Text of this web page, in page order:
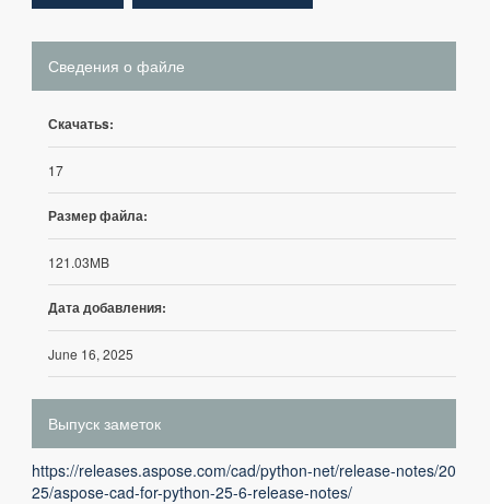
Сведения о файле
Скачатьs:
17
Размер файла:
121.03MB
Дата добавления:
June 16, 2025
Выпуск заметок
https://releases.aspose.com/cad/python-net/release-notes/20
25/aspose-cad-for-python-25-6-release-notes/